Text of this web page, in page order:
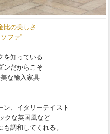
比の美しさ
ファ”
を知っている
ンだからこそ
な輸入家具
ン、イタリーテイスト
クな英国風など
調和してくれる。